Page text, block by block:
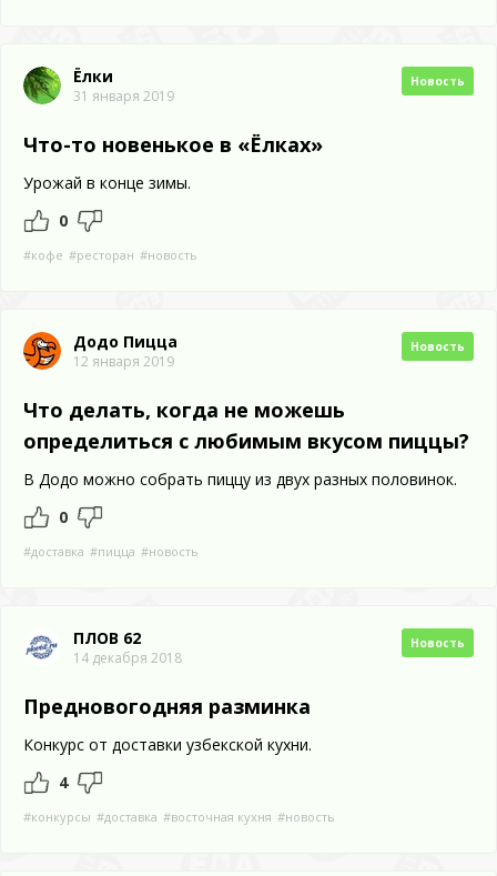
Ёлки
31 января 2019
Новость
Что-то новенькое в «Ёлках»
Урожай в конце зимы.
0
#кофе #ресторан #новость
Додо Пицца
12 января 2019
Новость
Что делать, когда не можешь
определиться с любимым вкусом пиццы?
В Додо можно собрать пиццу из двух разных половинок.
0
#доставка #пицца #новость
ПЛОВ 62
14 декабря 2018
Новость
Предновогодняя разминка
Конкурс от доставки узбекской кухни.
4
#конкурсы #доставка #восточная кухня #новость